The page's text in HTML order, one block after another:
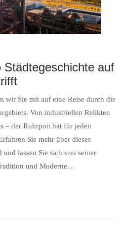
Städtegeschichte auf
wir Sie mit auf eine Reise durch die
Von industriellen Relikten
– der Ruhrpott hat für jeden
Sie mehr über dieses
und lassen Sie sich von seiner
und Moderne...